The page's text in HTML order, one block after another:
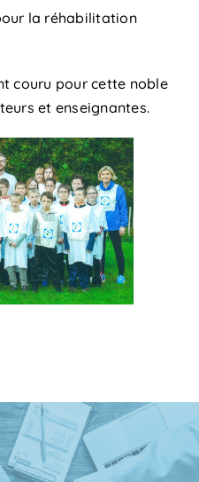
la réhabilitation
couru pour cette noble
et enseignantes.